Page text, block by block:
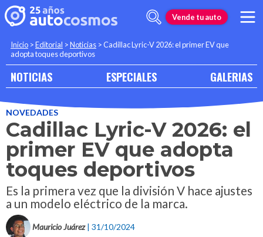
Vende tu auto
Inicio >Editorial >Noticias >Cadillac Lyric-V 2026: el primer EV que
adopta toques deportivos
NOTICIAS ESPECIALES GALERIAS
NOVEDADES
Cadillac Lyric-V 2026: el
primer EV que adopta
toques deportivos
Es la primera vez que la división V hace ajustes
a un modelo eléctrico de la marca.
Mauricio Juárez | 31/10/2024